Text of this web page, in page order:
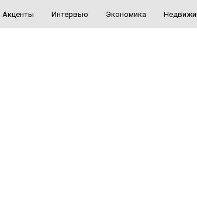
Акценты Интервью Экономика